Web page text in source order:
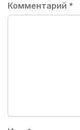
Комментарий *